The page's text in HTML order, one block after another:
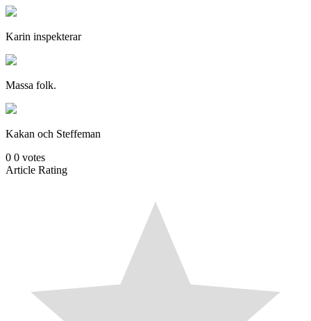
Karin inspekterar
Massa folk.
Kakan och Steffeman
0 0 votes
Article Rating